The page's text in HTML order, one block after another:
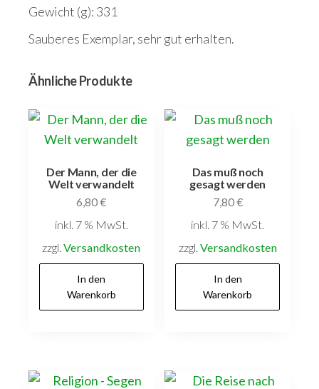
Gewicht (g): 331
Sauberes Exemplar, sehr gut erhalten.
Ähnliche Produkte
Der Mann, der die
Welt verwandelt
6,80€
inkl. 7 % MwSt.
zzgl.Versandkosten
In den
Warenkorb
Das muß noch
gesagt werden
7,80€
inkl. 7 % MwSt.
zzgl. Versandkosten
In den
Warenkorb